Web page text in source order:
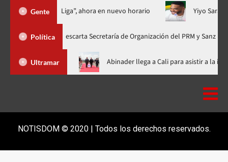
Gente
temporada de “Fuera de Liga”, ahora en nuevo horario
Política
Freund descarta Secretaría de Organización del PRM y Sanz Lovatón le
Ultramar
2026 y pide apoyo para 2029 Abinader llega a Cali para
NOTISDOM © 2020 | Todos los derechos reservados.